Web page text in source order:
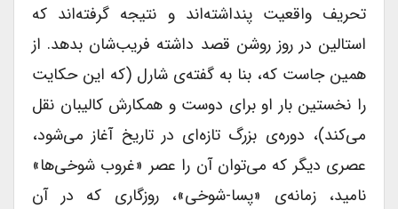
تحریف واقعیت پنداشته‌اند و نتیجه گرفته‌اند که
استالین در روز روشن قصد داشته فریب‌شان بدهد. از
همین جاست که، بنا به گفته‌ی شارل (که این حکایت
را نخستین بار او برای دوست و همکارش کالیبان نقل
می‌کند)، دوره‌ی بزرگ تازه‌ای در تاریخ آغاز می‌شود،
عصری دیگر که می‌توان آن را عصر «غروب شوخی‌ها»
نامید، زمانه‌ی «پسا‌-شوخی»، روزگاری که در آن